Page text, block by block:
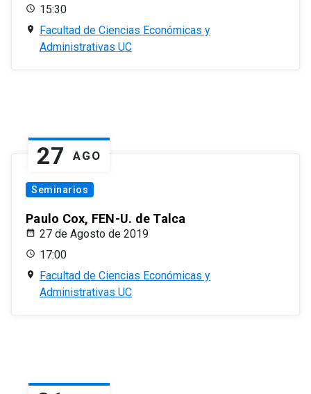
15:30
Facultad de Ciencias Económicas y
Administrativas UC
27 AGO
Seminarios
Paulo Cox, FEN-U. de Talca
27 de Agosto de 2019
17:00
Facultad de Ciencias Económicas y
Administrativas UC